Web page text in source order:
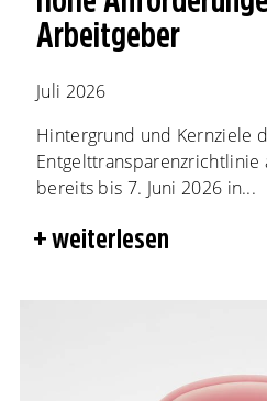
Arbeitgeber
Juli 2026
Hintergrund und Kernziele
Entgelttransparenzrichtlinie
bereits bis 7. Juni 2026 in...
weiterlesen